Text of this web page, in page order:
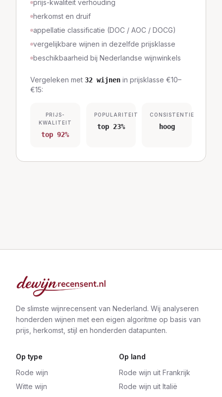
prijs-kwaliteit verhouding
herkomst en druif
appellatie classificatie (DOC / AOC / DOCG)
vergelijkbare wijnen in dezelfde prijsklasse
beschikbaarheid bij Nederlandse wijnwinkels
Vergeleken met 32 wijnen in prijsklasse €10–
€15:
PRIJS-
KWALITEIT
top 92%
POPULARITEIT
top 23%
CONSISTENTIE
hoog
De slimste wijnrecensent van Nederland. Wij analyseren
honderden wijnen met een eigen algoritme op basis van
prijs, herkomst, stijl en honderden datapunten.
Op type
Rode wijn
Witte wijn
Op land
Rode wijn uit Frankrijk
Rode wijn uit Italië